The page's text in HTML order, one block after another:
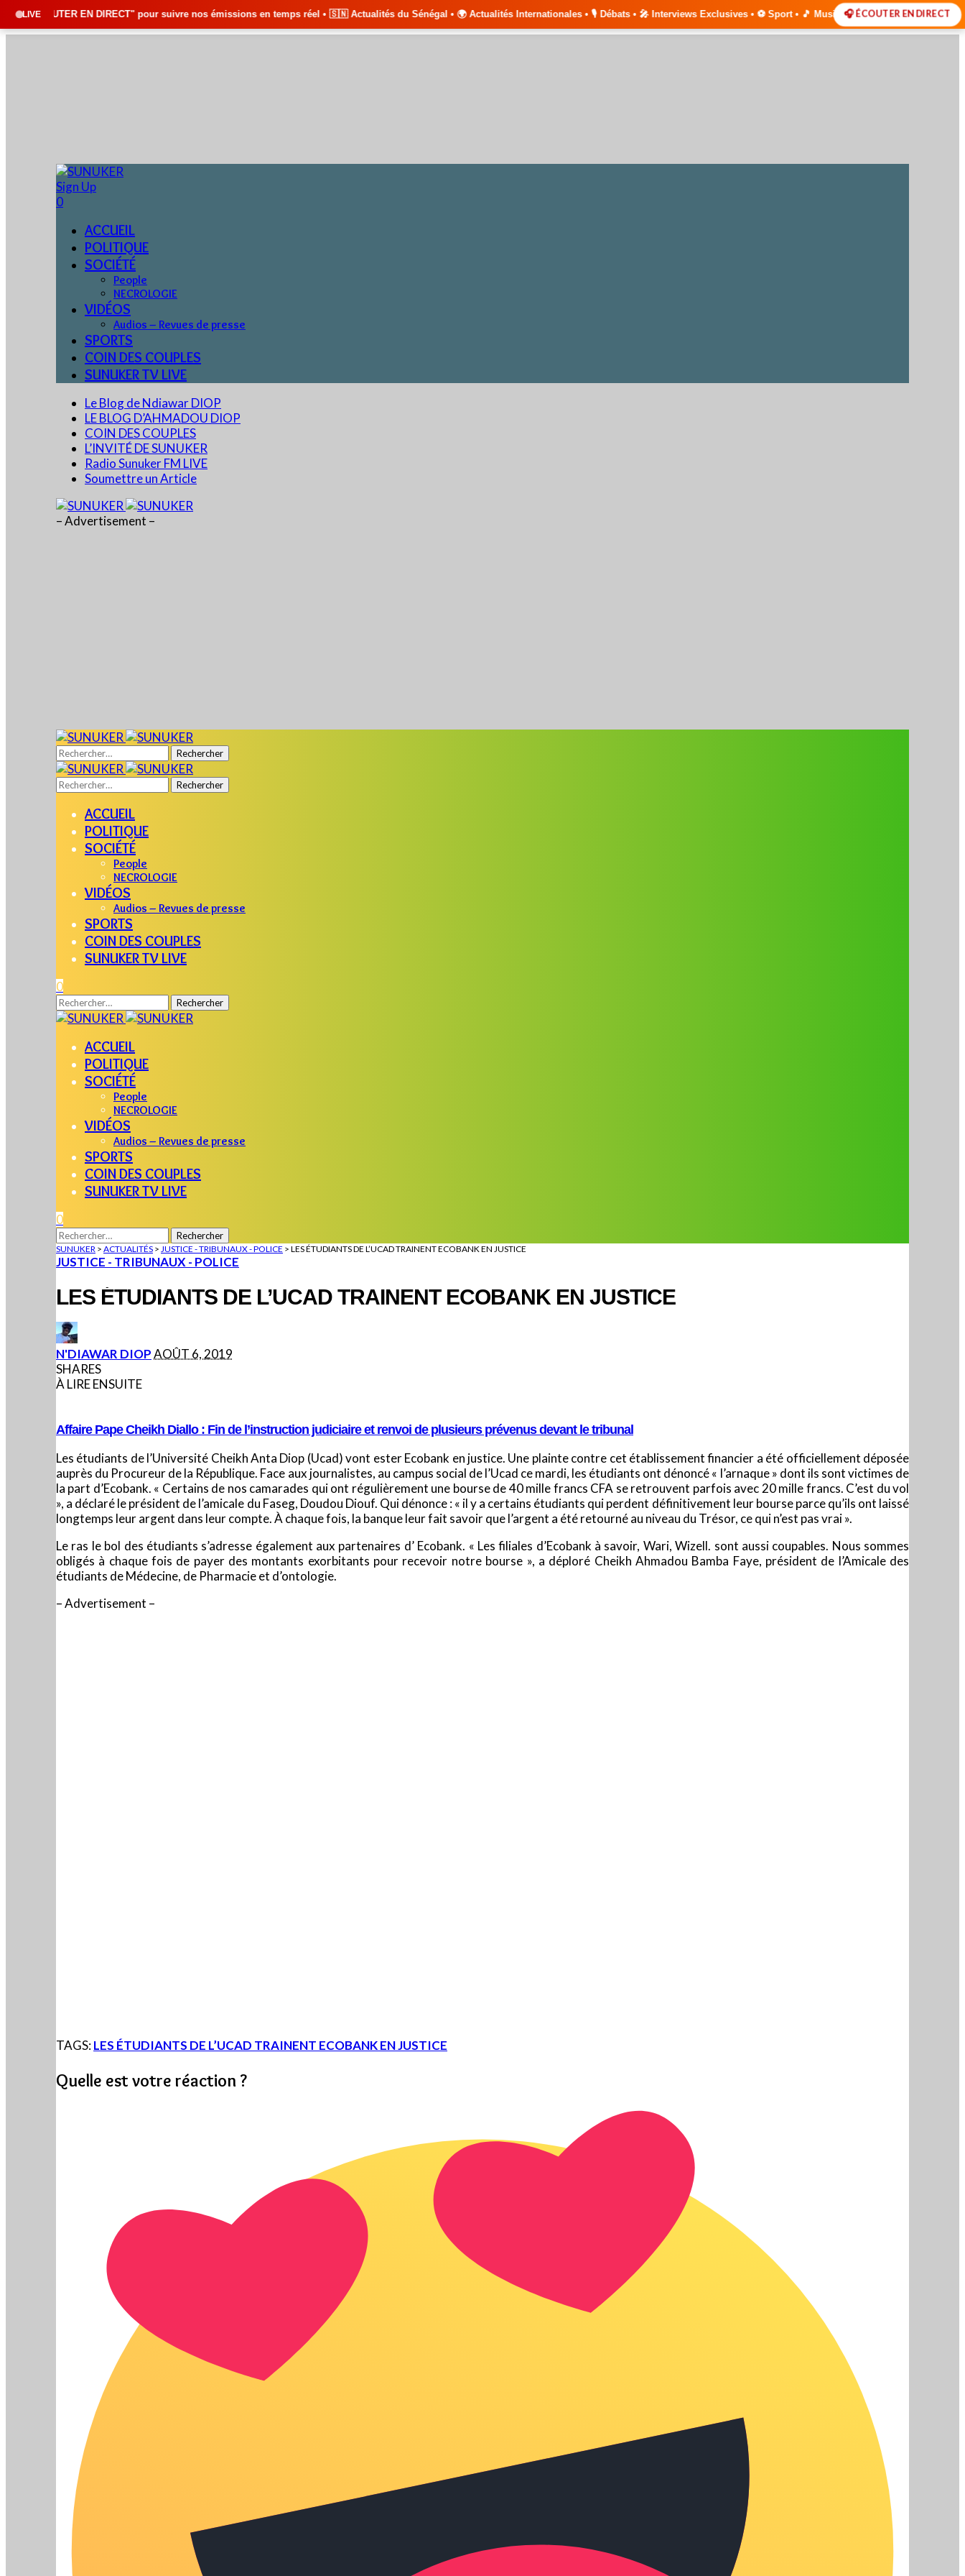
LIVE
DIRECT" pour suivre nos émissions en temps réel • 🇸🇳 Actualités du Sénégal • 🌍 Actualités Internationales • 🎙️ Débats • 🎤 Interviews Exclusives • ⚽ Sport • 🎵 Musique • 📻 La radio de votre communauté
🎧 ÉCOUTER EN DIRECT
Sign Up
0
ACCUEIL
POLITIQUE
SOCIÉTÉ
People
NECROLOGIE
VIDÉOS
Audios – Revues de presse
SPORTS
COIN DES COUPLES
SUNUKER TV LIVE
Le Blog de Ndiawar DIOP
LE BLOG D’AHMADOU DIOP
COIN DES COUPLES
L’INVITÉ DE SUNUKER
Radio Sunuker FM LIVE
Soumettre un Article
– Advertisement –
Rechercher :
Rechercher :
ACCUEIL
POLITIQUE
SOCIÉTÉ
People
NECROLOGIE
VIDÉOS
Audios – Revues de presse
SPORTS
COIN DES COUPLES
SUNUKER TV LIVE
0
Rechercher :
ACCUEIL
POLITIQUE
SOCIÉTÉ
People
NECROLOGIE
VIDÉOS
Audios – Revues de presse
SPORTS
COIN DES COUPLES
SUNUKER TV LIVE
0
Rechercher :
SUNUKER > ACTUALITÉS > JUSTICE - TRIBUNAUX - POLICE > LES ÉTUDIANTS DE L’UCAD TRAINENT ECOBANK EN JUSTICE
JUSTICE - TRIBUNAUX - POLICE
LES ÉTUDIANTS DE L’UCAD TRAINENT ECOBANK EN JUSTICE
POSTED
BY
N'DIAWAR DIOPAOÛT 6, 2019
SHARES
À LIRE ENSUITE
Affaire Pape Cheikh Diallo : Fin de l’instruction judiciaire et renvoi de plusieurs prévenus devant le tribunal
Les étudiants de l’Université Cheikh Anta Diop (Ucad) vont ester Ecobank en justice. Une plainte contre cet établissement financier a été officiellement déposée
auprès du Procureur de la République. Face aux journalistes, au campus social de l’Ucad ce mardi, les étudiants ont dénoncé « l’arnaque » dont ils sont victimes de
la part d’Ecobank. « Certains de nos camarades qui ont régulièrement une bourse de 40 mille francs CFA se retrouvent parfois avec 20 mille francs. C’est du vol
», a déclaré le président de l’amicale du Faseg, Doudou Diouf. Qui dénonce : « il y a certains étudiants qui perdent définitivement leur bourse parce qu’ils ont laissé
longtemps leur argent dans leur compte. À chaque fois, la banque leur fait savoir que l’argent a été retourné au niveau du Trésor, ce qui n’est pas vrai ».
Le ras le bol des étudiants s’adresse également aux partenaires d’ Ecobank. « Les filiales d’Ecobank à savoir, Wari, Wizell. sont aussi coupables. Nous sommes
obligés à chaque fois de payer des montants exorbitants pour recevoir notre bourse », a déploré Cheikh Ahmadou Bamba Faye, président de l’Amicale des
étudiants de Médecine, de Pharmacie et d’ontologie.
– Advertisement –
TAGS:LES ÉTUDIANTS DE L’UCAD TRAINENT ECOBANK EN JUSTICE
Quelle est votre réaction ?